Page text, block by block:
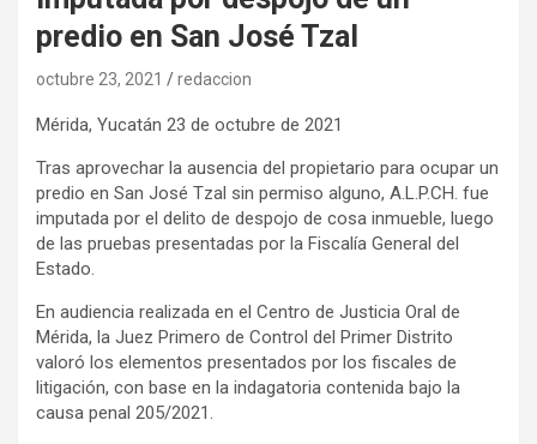
predio en San José Tzal
octubre 23, 2021 redaccion
Mérida, Yucatán 23 de octubre de 2021
Tras aprovechar la ausencia del propietario para ocupar un
predio en San José Tzal sin permiso alguno, A.L.P.CH. fue
imputada por el delito de despojo de cosa inmueble, luego
de las pruebas presentadas por la Fiscalía General del
Estado.
En audiencia realizada en el Centro de Justicia Oral de
Mérida, la Juez Primero de Control del Primer Distrito
valoró los elementos presentados por los fiscales de
litigación, con base en la indagatoria contenida bajo la
causa penal 205/2021.